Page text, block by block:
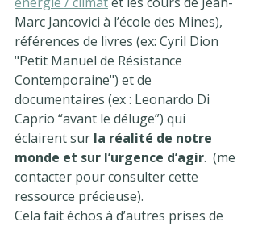
Marc Jancovici à l’école des Mines),
références de livres (ex: Cyril Dion
"Petit Manuel de Résistance
Contemporaine") et de
documentaires (ex : Leonardo Di
Caprio “avant le déluge”) qui
éclairent sur la réalité de notre
monde et sur l’urgence d’agir.  (me
contacter pour consulter cette
ressource précieuse).
Cela fait échos à d’autres prises de